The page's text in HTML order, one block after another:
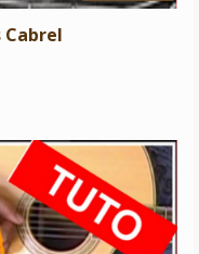
Cabrel
Straits